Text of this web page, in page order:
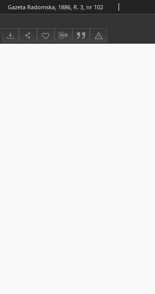
Gazeta Radomska, 1886, R. 3, nr 102